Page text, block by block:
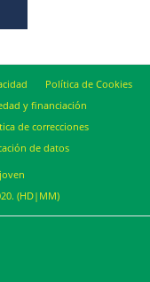
Política de Cookies
y financiación
de correcciones
de datos
(HD|MM)